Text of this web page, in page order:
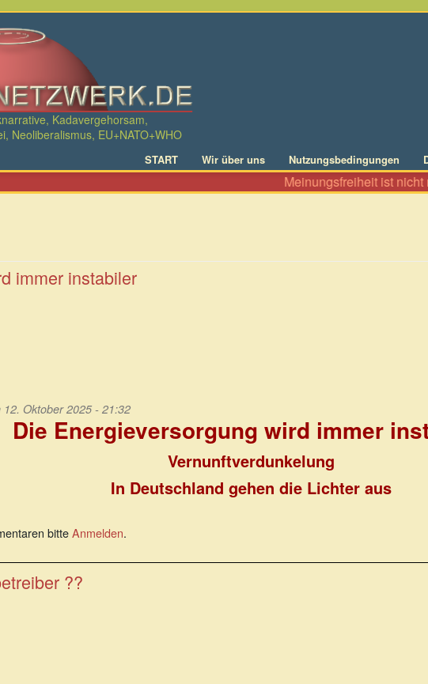
Kadavergehorsam,
Neoliberalismus, EU+NATO+WHO
START Wir über uns Nutzungsbedingungen
Meinungsfreiheit ist nicht nur
immer instabiler
Oktober 2025 - 21:32
Die Energieversorgung wird immer
Vernunftverdunkelung
In Deutschland gehen die Lichter aus
bitteAnmelden.
??